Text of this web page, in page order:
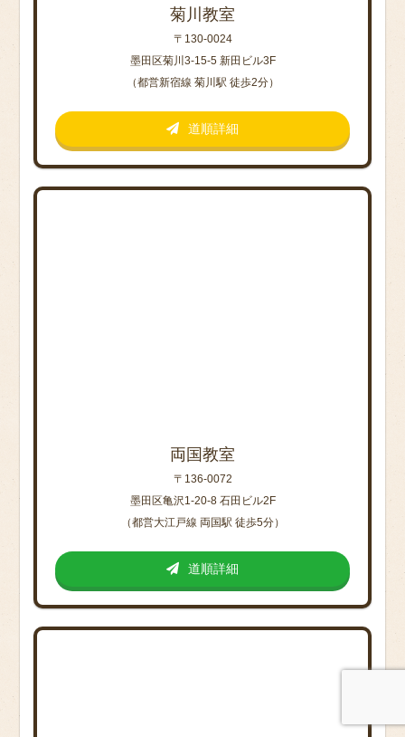
菊川教室
〒130-0024
墨田区菊川3-15-5 新田ビル3F
（都営新宿線 菊川駅 徒歩2分）
道順詳細
両国教室
〒136-0072
墨田区亀沢1-20-8 石田ビル2F
（都営大江戸線 両国駅 徒歩5分）
道順詳細